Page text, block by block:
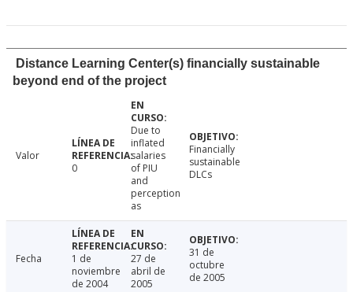
Distance Learning Center(s) financially sustainable
beyond end of the project
Valor
0
Due to
inflated
salaries
of PIU
and
perception
as
Financially
sustainable
DLCs
Fecha
1 de
noviembre
de 2004
27 de
abril de
2005
31 de
octubre
de 2005